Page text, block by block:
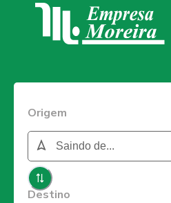
Origem
Destino